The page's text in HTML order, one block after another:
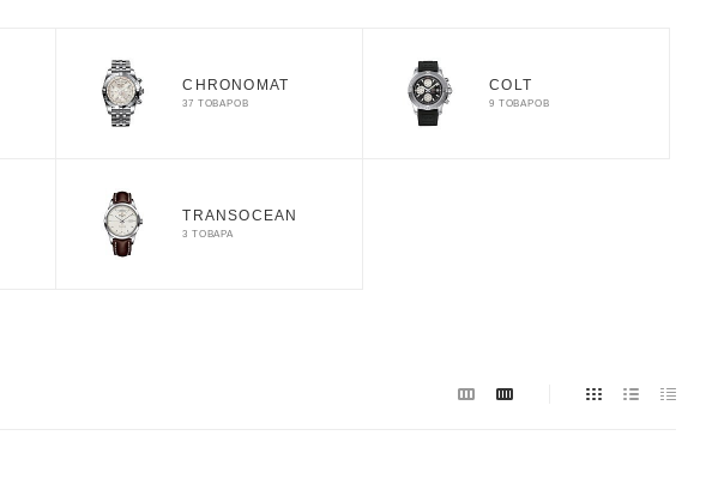
CHRONOMAT
37 ТОВАРОВ
COLT
9 ТОВАРОВ
TRANSOCEAN
3 ТОВАРА